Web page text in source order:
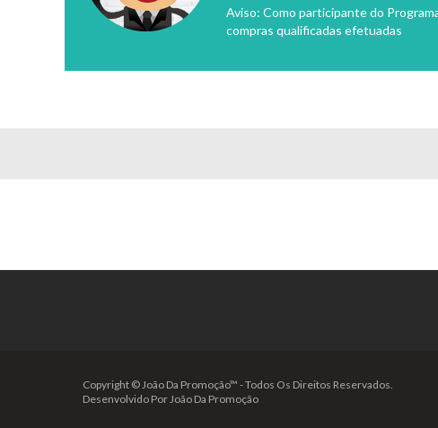
Aviso: Como participante do
compras qualificadas efetuadas
Copyright © João Da Promoção™ - Todos Os Direitos Reservados.
Desenvolvido Por João Da Promoção